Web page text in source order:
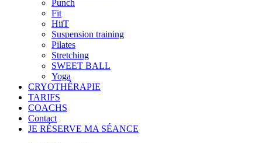
Punch
Fit
HiiT
Suspension training
Pilates
Stretching
SWEET BALL
Yoga
CRYOTHÉRAPIE
TARIFS
COACHS
Contact
JE RÉSERVE MA SÉANCE